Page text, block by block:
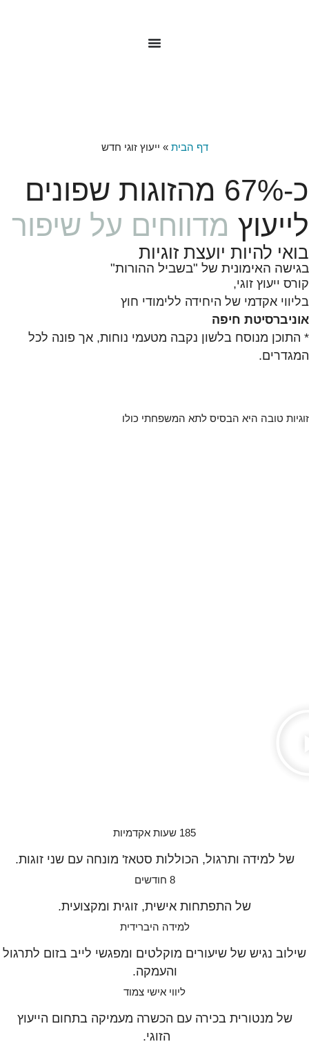
דף הבית » ייעוץ זוגי חדש
כ-67% מהזוגות שפונים
לייעוץ מדווחים על שיפור
בואי להיות יועצת זוגיות
בגישה האימונית של "בשביל ההורות"
קורס ייעוץ זוגי,
בליווי אקדמי של היחידה ללימודי חוץ
אוניברסיטת חיפה
* התוכן מנוסח בלשון נקבה מטעמי נוחות, אך פונה לכל
המגדרים.
זוגיות טובה היא הבסיס לתא המשפחתי כולו
185 שעות אקדמיות
של למידה ותרגול, הכוללות סטאז' מונחה עם שני זוגות.
8 חודשים
של התפתחות אישית, זוגית ומקצועית.
למידה היברידית
שילוב נגיש של שיעורים מוקלטים ומפגשי לייב בזום לתרגול
והעמקה.
ליווי אישי צמוד
של מנטורית בכירה עם הכשרה מעמיקה בתחום הייעוץ
הזוגי.